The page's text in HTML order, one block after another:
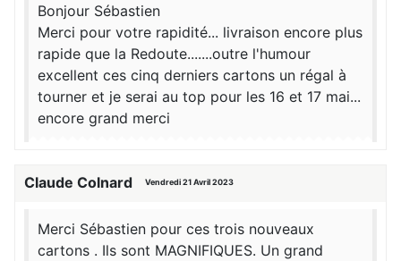
Bonjour Sébastien
Merci pour votre rapidité... livraison encore plus
rapide que la Redoute.......outre l'humour
excellent ces cinq derniers cartons un régal à
tourner et je serai au top pour les 16 et 17 mai...
encore grand merci
Claude Colnard Vendredi 21 Avril 2023
Merci Sébastien pour ces trois nouveaux
cartons . Ils sont MAGNIFIQUES. Un grand